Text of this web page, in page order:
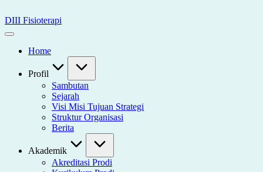
to
content
DIII Fisioterapi
Universitas
HusadaHome
Profil
Sambutan
Sejarah
Visi Misi Tujuan Strategi
Struktur Organisasi
Berita
Akademik
Akreditasi Prodi